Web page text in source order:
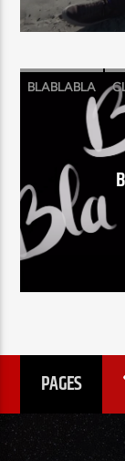
BLABLABLA
YOHAN SALVAT
PAGES